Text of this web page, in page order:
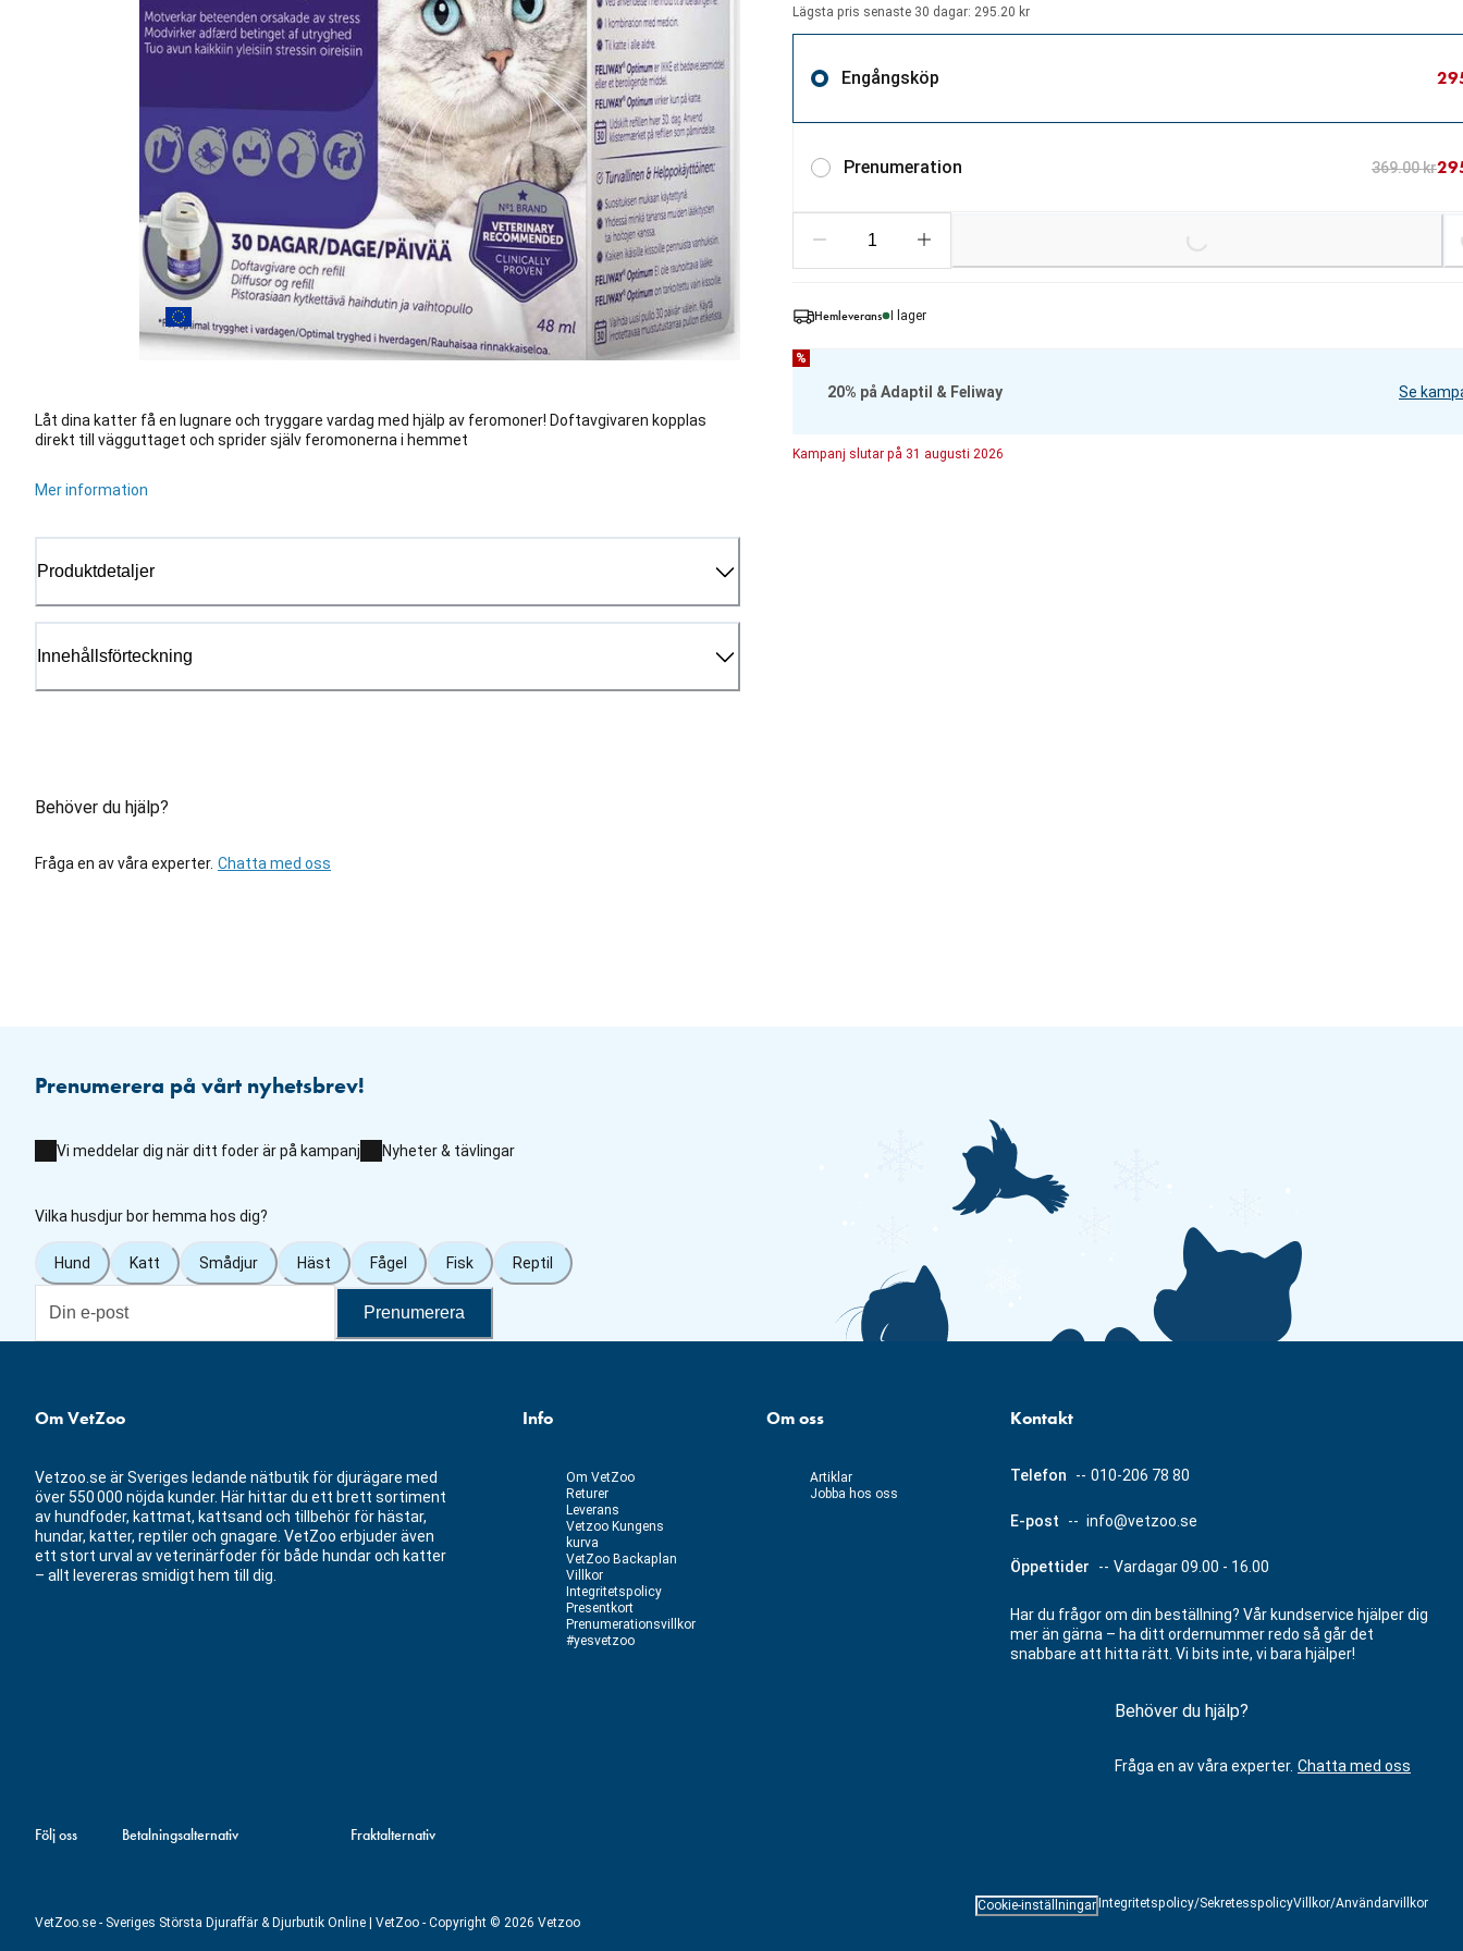
Låt dina katter få en lugnare och tryggare vardag med hjälp av feromoner! Doftavgivaren kopplas
direkt till vägguttaget och sprider själv feromonerna i hemmet
Mer information
Produktdetaljer
Innehållsförteckning
Behöver du hjälp?
Fråga en av våra experter. Chatta med oss
Lägsta pris senaste 30 dagar: 295.20 kr
Engångsköp
Prenumeration 369.00 kr
Loading...
Hemleverans I lager
%
20% på Adaptil & Feliway Se
Kampanj slutar på 31 augusti 2026
Prenumerera på vårt nyhetsbrev!
Vi meddelar dig när ditt foder är på kampanj Nyheter & tävlingar
Vilka husdjur bor hemma hos dig?
Hund Katt Smådjur Häst Fågel Fisk Reptil
Prenumerera
Om VetZoo
Vetzoo.se är Sveriges ledande nätbutik för djurägare med
över 550 000 nöjda kunder. Här hittar du ett brett sortiment
av hundfoder, kattmat, kattsand och tillbehör för hästar,
hundar, katter, reptiler och gnagare. VetZoo erbjuder även
ett stort urval av veterinärfoder för både hundar och katter
– allt levereras smidigt hem till dig.
Info
Om VetZoo
Returer
Leverans
Vetzoo Kungens
kurva
VetZoo Backaplan
Villkor
Integritetspolicy
Presentkort
Prenumerationsvillkor
#yesvetzoo
Om oss
Artiklar
Jobba hos oss
Kontakt
Telefon -- 010-206 78 80
E-post -- info@vetzoo.se
Öppettider -- Vardagar 09.00 - 16.00
Har du frågor om din beställning? Vår kundservice hjälper dig
mer än gärna – ha ditt ordernummer redo så går det
snabbare att hitta rätt. Vi bits inte, vi bara hjälper!
Behöver du hjälp?
Fråga en av våra experter. Chatta med oss
Följ oss Betalningsalternativ Fraktalternativ
VetZoo.se - Sveriges Största Djuraffär & Djurbutik Online | VetZoo - Copyright © 2026 Vetzoo
Cookie-inställningar Integritetspolicy/SekretesspolicyVillkor/Användarvillkor